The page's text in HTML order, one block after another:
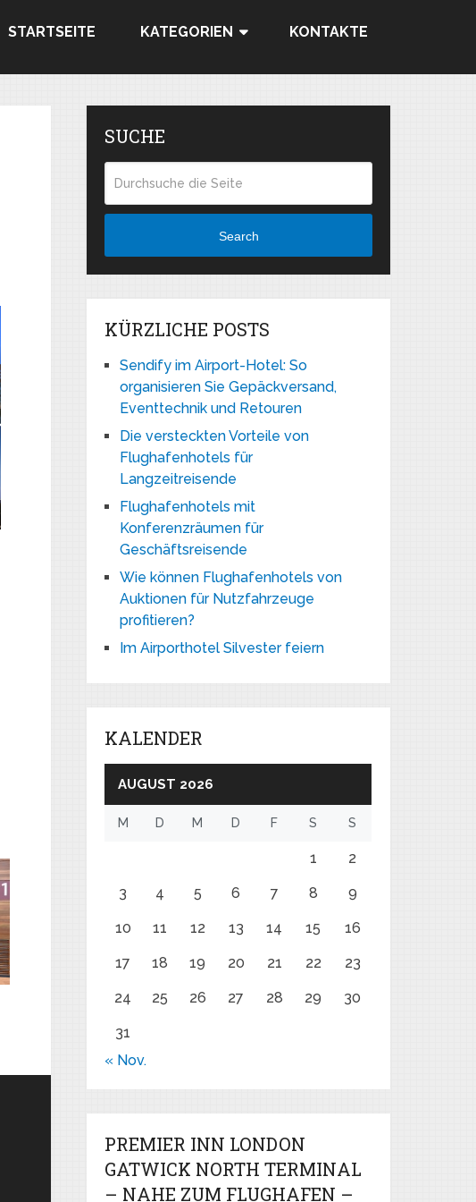
STARTSEITE KATEGORIEN KONTAKTE
SUCHE
Search
KÜRZLICHE POSTS
Sendify im Airport-Hotel: So
organisieren Sie Gepäckversand,
Eventtechnik und Retouren
Die versteckten Vorteile von
Flughafenhotels für
Langzeitreisende
Flughafenhotels mit
Konferenzräumen für
Geschäftsreisende
Wie können Flughafenhotels von
Auktionen für Nutzfahrzeuge
profitieren?
Im Airporthotel Silvester feiern
KALENDER
AUGUST 2026
M D M D F S S
1 2
3 4 5 6 7 8 9
10 11 12 13 14 15 16
17 18 19 20 21 22 23
24 25 26 27 28 29 30
31
« Nov.
PREMIER INN LONDON
GATWICK NORTH TERMINAL
– NAHE ZUM FLUGHAFEN –